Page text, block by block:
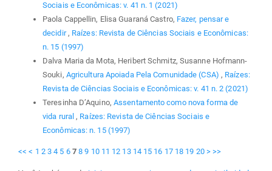
Sociais e Econômicas: v. 41 n. 1 (2021)
Paola Cappellin, Elisa Guaraná Castro, Fazer, pensar e
decidir, Raízes: Revista de Ciências Sociais e Econômicas:
n. 15 (1997)
Dalva Maria da Mota, Heribert Schmitz, Susanne Hofmann-
Souki, Agricultura Apoiada Pela Comunidade (CSA) , Raízes:
Revista de Ciências Sociais e Econômicas: v. 41 n. 2 (2021)
Teresinha D’Aquino, Assentamento como nova forma de
vida rural, Raízes: Revista de Ciências Sociais e
Econômicas: n. 15 (1997)
<< < 1 2 3 4 5 6 7 8 9 10 11 12 13 14 15 16 17 18 19 20 > >>